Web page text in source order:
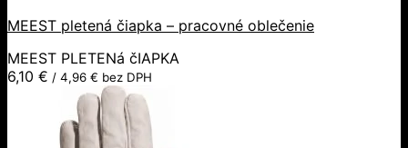
MEEST pletená čiapka – pracovné oblečenie
MEEST PLETENá čIAPKA
6,10 € / 4,96 € bez DPH